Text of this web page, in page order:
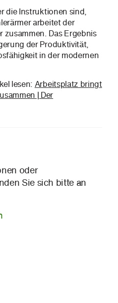
die Instruktionen sind,
arbeitet der
zusammen. Das Ergebnis
der Produktivität,
in der modernen
lesen: Arbeitsplatz bringt
| Der
oder
Sie sich bitte an